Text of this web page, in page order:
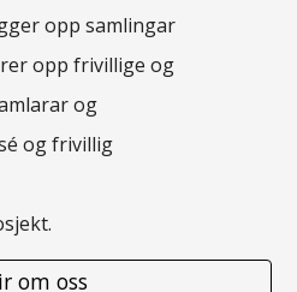
opp samlingar
opp frivillige og
og
og frivillig
om oss